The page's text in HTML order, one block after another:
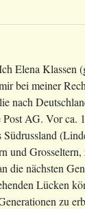
Elena
bei meiner
nach
AG. Vor
und
die nächsten
Lücken
zu